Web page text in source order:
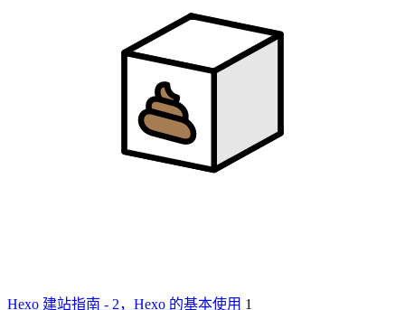
Hexo 建站指南 - 2，Hexo 的基本使用 1